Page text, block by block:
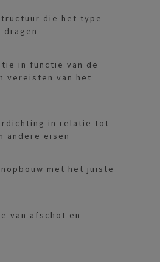
die het type
dragen
in functie van de
vereisten van het
in relatie tot
andere eisen
met het juiste
van afschot en